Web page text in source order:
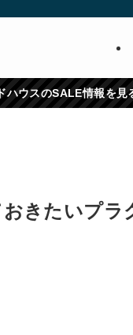
ハウスのSALE情報を見
きたいプラ